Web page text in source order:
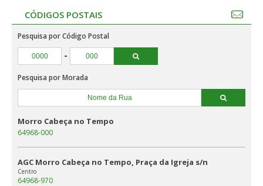
CÓDIGOS POSTAIS
Pesquisa por Código Postal
-
Pesquisa por Morada
Morro Cabeça no Tempo
64968-000
AGC Morro Cabeça no Tempo, Praça da Igreja s/n
Centro
64968-970